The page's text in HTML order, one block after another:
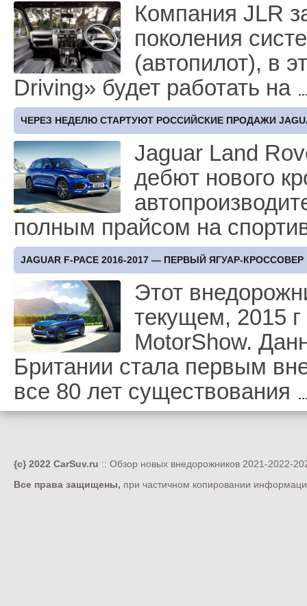
Компания JLR
поколения
(автопилот), в
Driving» будет работать на
ЧЕРЕЗ НЕДЕЛЮ СТАРТУЮТ РОССИЙСКИЕ ПРОДАЖИ
Jaguar Land
дебют нового
полным прайсом на
JAGUAR F-PACE 2016-2017 — ПЕРВЫЙ ЯГУАР-КРОССОВЕР
Этот
текущем, 2015
MotorShow.
Британии стала первым
все 80 лет существования
{c} 2022 CarSuv.ru :: Обзор новых внедорожников 2021-2022-
Все права защищены, при частичном копировании